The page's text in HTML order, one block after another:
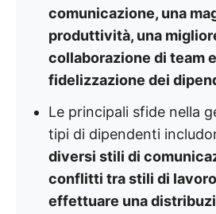
comunicazione, una
produttività, una
collaborazione di team
fidelizzazione dei
Le principali sfide nella
tipi di dipendenti
diversi stili di
conflitti tra stili di
effettuare una